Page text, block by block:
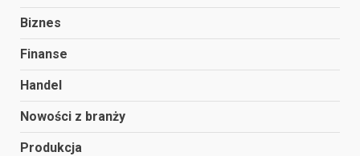
Biznes
Finanse
Handel
Nowości z branży
Produkcja